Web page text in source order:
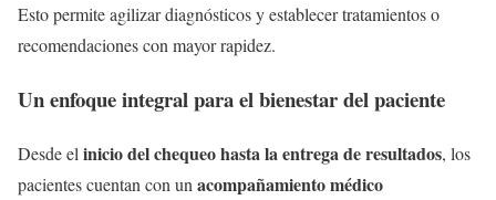
Esto permite agilizar diagnósticos y establecer tratamientos o
recomendaciones con mayor rapidez.
Un enfoque integral para el bienestar del paciente
Desde el inicio del chequeo hasta la entrega de resultados, los
pacientes cuentan con un acompañamiento médico